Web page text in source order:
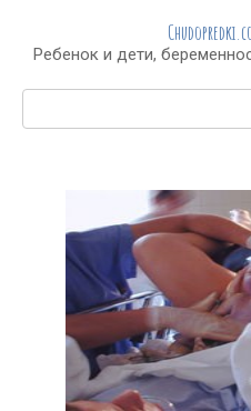
контентуРебенок и дети,
Поиск: